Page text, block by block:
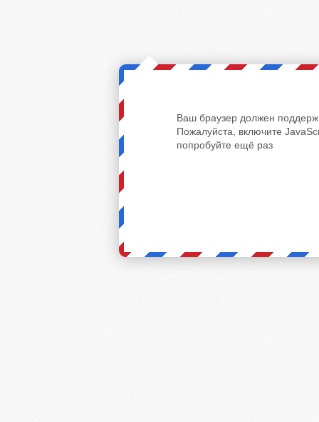
Ваш браузер должен
Пожалуйста, включите
попробуйте ещё раз